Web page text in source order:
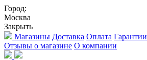
Город:
Москва
Закрыть
Магазины Доставка Оплата Гарантии
Отзывы о магазине О компании